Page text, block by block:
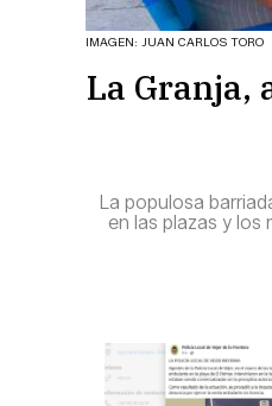
IMAGEN: JUAN CARLOS TORO
La Granja,
La populosa
en las plazas y